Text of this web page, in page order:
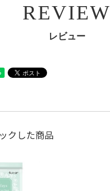
REVIEW
レビュー
クした商品